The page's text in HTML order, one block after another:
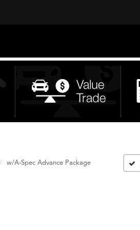
w/A-Spec Advance Package